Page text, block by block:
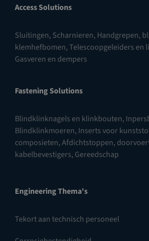
Access Solutions
Sluitingen, Scharnieren, Handgrepen,
klemhefbomen,Telescoopgeleiders en
Gasveren en dempers
Fastening Solutions
Blindklinknagels en klinkbouten,
Blindklinkmoeren, Inserts voor
composieten,Afdichtstoppen,
kabelbevestigers, Gereedschap
Engineering Thema's
Tekort aan technisch personeel